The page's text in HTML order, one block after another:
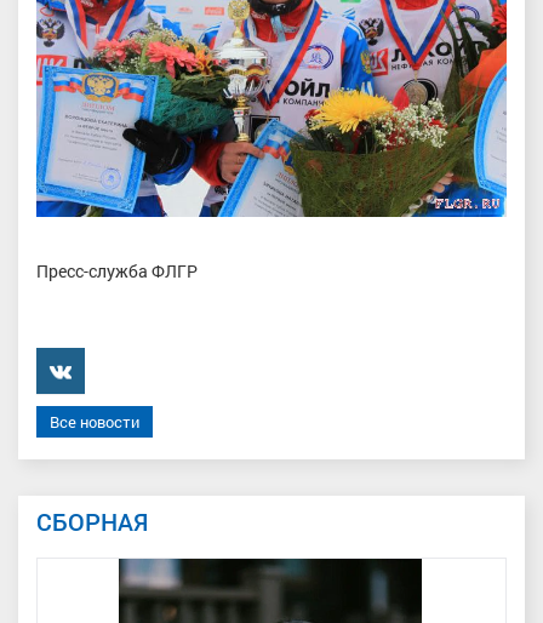
Пресс-служба ФЛГР
���������
Все новости
СБОРНАЯ